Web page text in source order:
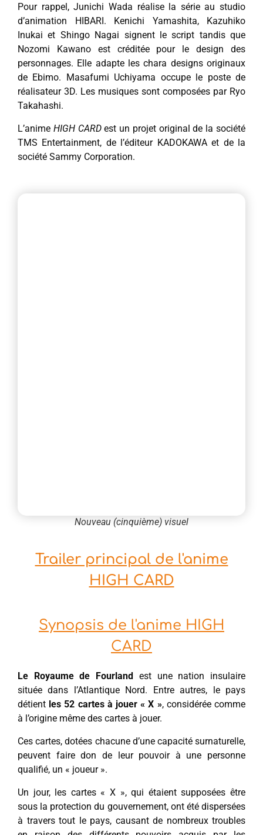
Pour rappel, Junichi Wada réalise la série au studio
d’animation HIBARI. Kenichi Yamashita, Kazuhiko
Inukai et Shingo Nagai signent le script tandis que
Nozomi Kawano est créditée pour le design des
personnages. Elle adapte les chara designs originaux
de Ebimo. Masafumi Uchiyama occupe le poste de
réalisateur 3D. Les musiques sont composées par Ryo
Takahashi.
L’anime HIGH CARDest un projet original de la société
TMS Entertainment, de l’éditeur KADOKAWA et de la
société Sammy Corporation.
Nouveau (cinquième) visuel
Trailer principal de l'anime
HIGH CARD
Synopsis de l'anime HIGH
CARD
Le Royaume de Fourland est une nation insulaire
située dans l’Atlantique Nord. Entre autres, le pays
détient les 52 cartes à jouer « X », considérée comme
à l’origine même des cartes à jouer.
Ces cartes, dotées chacune d’une capacité surnaturelle,
peuvent faire don de leur pouvoir à une personne
qualifié, un « joueur ».
Un jour, les cartes « X », qui étaient supposées être
sous la protection du gouvernement, ont été dispersées
à travers tout le pays, causant de nombreux troubles